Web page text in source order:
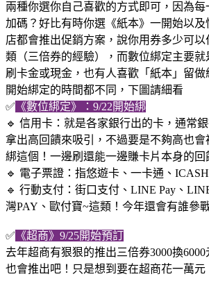
兩種你選你自己喜歡的方式即可，因為
加碼？好比有時你選《紙本》一開始以
店都會推出促銷方案，說你用券多少可
類（三倍券的經驗），而數位綁定主要
刷卡金或現金，也有人喜歡「紙本」留
開始綁定的時間都不同，下圖請細看
✅ 《數位綁定》：9/22開始綁
🔹 信用卡：就是各家銀行出的卡，通常
拿出高回饋來吸引，不過要是不夠高也
綁這個！一邊刷還能一邊賺卡片本身的回
🔹 電子票證：指悠遊卡、一卡通、
🔹 行動支付：街口支付、LINE Pay、
灣PAY、歐付寶~這類！今年還會有誰參
✅ 《超商》9/25開始預訂
去年超商有狠狠的推出三倍券3000換
也會推出吧！只是想到要在超商花一萬元